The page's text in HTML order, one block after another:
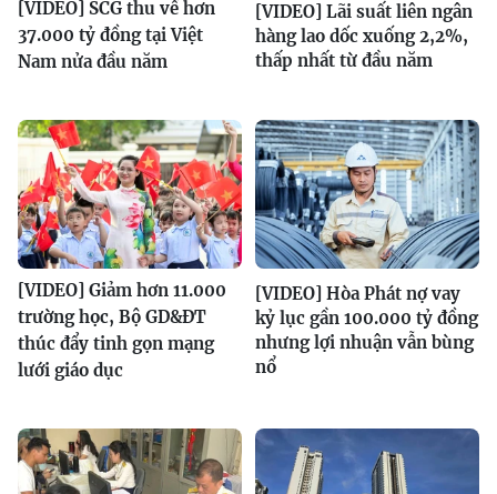
[VIDEO] SCG thu về hơn
37.000 tỷ đồng tại Việt
Nam nửa đầu năm
[VIDEO] Lãi suất liên ngân
hàng lao dốc xuống 2,2%,
thấp nhất từ đầu năm
[VIDEO] Giảm hơn 11.000
trường học, Bộ GD&ĐT
thúc đẩy tinh gọn mạng
lưới giáo dục
[VIDEO] Hòa Phát nợ vay
kỷ lục gần 100.000 tỷ đồng
nhưng lợi nhuận vẫn bùng
nổ